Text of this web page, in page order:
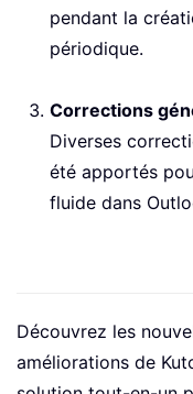
pendant la
périodique.
Corrections
Diverses
été apportés
fluide dans
Découvrez les
améliorations de